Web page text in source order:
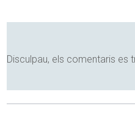
Disculpau, els comentaris es